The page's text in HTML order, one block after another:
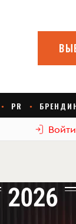
Войти